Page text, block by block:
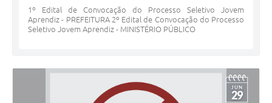
1º Edital de Convocação do Processo Seletivo Jovem
Aprendiz - PREFEITURA 2º Edital de Convocação do Processo
Seletivo Jovem Aprendiz - MINISTÉRIO PÚBLICO
JUN
29